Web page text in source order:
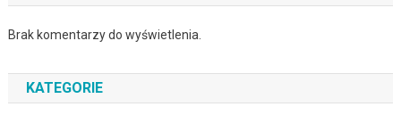
Brak komentarzy do wyświetlenia.
KATEGORIE